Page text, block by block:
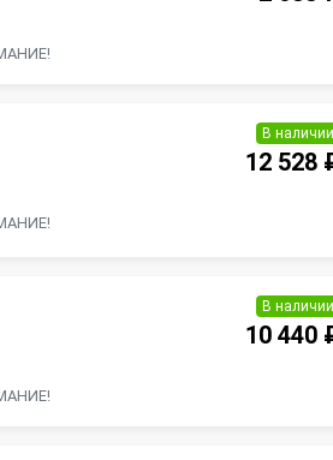
В наличии
12 528
В наличии
10 440